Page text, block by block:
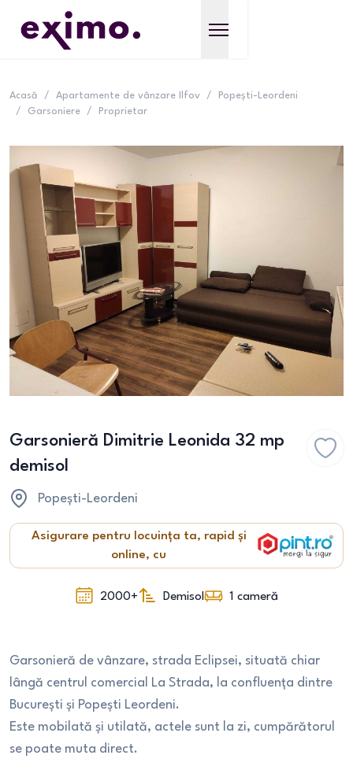
Acasă / Apartamente de vânzare Ilfov /
Popești-Leordeni
/
Garsoniere / Proprietar
Garsonieră Dimitrie Leonida 32 mp
demisol
Popești-Leordeni
Asigurare pentru locuința ta, rapid și
online, cu
2000+ Demisol 1 cameră
Garsonieră de vânzare, strada Eclipsei, situată chiar
lângă centrul comercial La Strada, la confluența dintre
București și Popești Leordeni.
Este mobilată și utilată, actele sunt la zi, cumpărătorul
se poate muta direct.